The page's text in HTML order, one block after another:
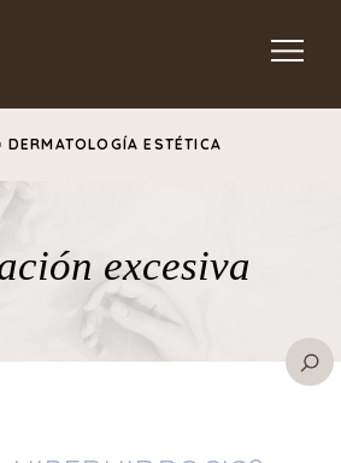
DERMATOLOGÍA ESTÉTICA
excesiva